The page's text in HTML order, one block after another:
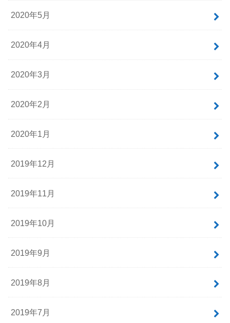
2020年5月
2020年4月
2020年3月
2020年2月
2020年1月
2019年12月
2019年11月
2019年10月
2019年9月
2019年8月
2019年7月